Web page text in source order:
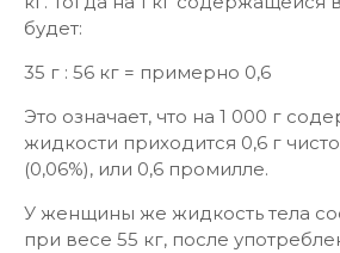
будет:
35 г : 56 кг = примерно 0,6
Это означает, что на 1 000 г
жидкости приходится 0,6 г
(0,06%), или 0,6 промилле.
У женщины же жидкость тела
при весе 55 кг, после